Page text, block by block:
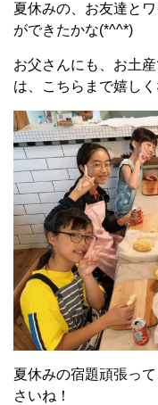
夏休みの、お友達と
ができたかな(*^^*)
お父さんにも、お土
は、こちらまで嬉しく
夏休みの宿題頑張っ
さいね！